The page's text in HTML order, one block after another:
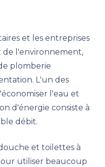
et les entreprises
de l'environnement,
plomberie
L'un des
l'eau et
d'énergie consiste à
débit.
et toilettes à
utiliser beaucoup